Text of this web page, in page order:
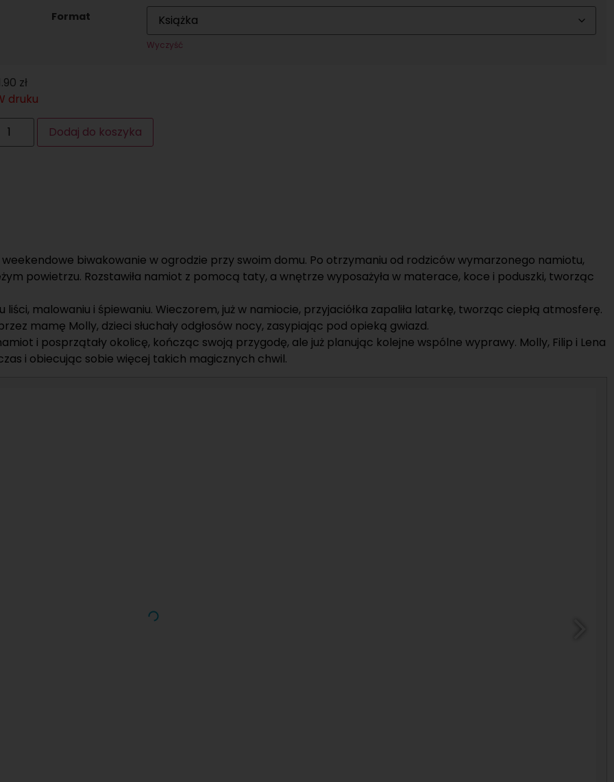
Format
Wyczyść
zł
druku
Dodaj do koszyka
weekendowe biwakowanie w ogrodzie przy swoim domu. Po otrzymaniu od rodziców wymarzonego namiotu,
powietrzu. Rozstawiła namiot z pomocą taty, a wnętrze wyposażyła w materace, koce i poduszki, tworząc
malowaniu i śpiewaniu. Wieczorem, już w namiocie, przyjaciółka zapaliła latarkę, tworząc ciepłą atmosferę.
mamę Molly, dzieci słuchały odgłosów nocy, zasypiając pod opieką gwiazd.
i posprzątały okolicę, kończąc swoją przygodę, ale już planując kolejne wspólne wyprawy. Molly, Filip i Lena
i obiecując sobie więcej takich magicznych chwil.